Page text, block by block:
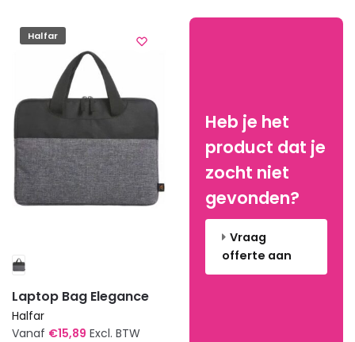
variaties.
Deze
gekozen
worden
op
de
productpagina
variaties.
worden
productpagina
Halfar
Laptop Bag Elegance
Halfar
Vanaf €15,89 Excl. BTW
Heb je het
product dat je
zocht niet
gevonden?
Vraag
offerte aan